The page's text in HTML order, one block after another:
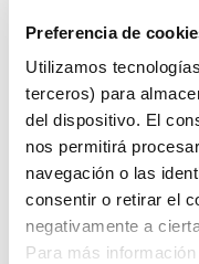
Preferencia de
Utilizamos
terceros) para
del dispositivo. El
nos permitirá
navegación o las
consentir o retirar el
negativamente a
Para más
Click&Collect - Recogida
en nuestras tiendas